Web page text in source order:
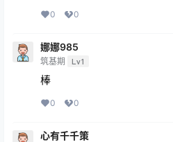
0 0
娜娜985
筑基期 Lv1
棒
0 0
心有千千策